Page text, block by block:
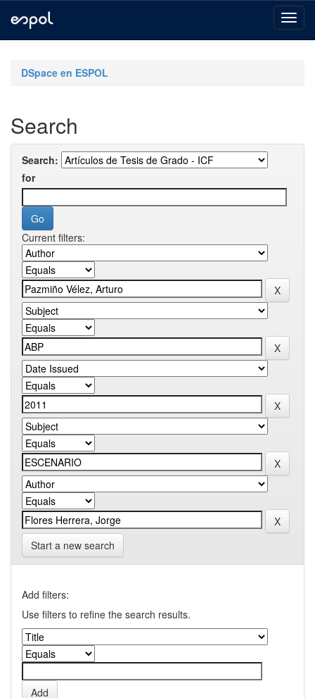
navigationDSpace en ESPOL
Search
Search:
for
Current filters:
Start a new search
Add filters:
Use filters to refine the search results.